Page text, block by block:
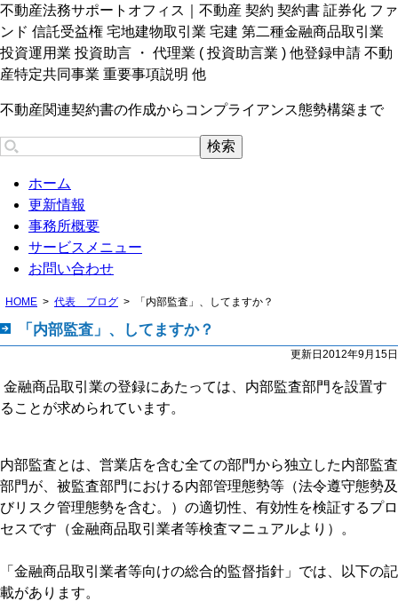
不動産法務サポートオフィス｜不動産 契約 契約書 証券化 ファ
ンド 信託受益権 宅地建物取引業 宅建 第二種金融商品取引業
投資運用業 投資助言 ・ 代理業 ( 投資助言業 ) 他登録申請 不動
産特定共同事業 重要事項説明 他
不動産関連契約書の作成からコンプライアンス態勢構築まで
ホーム
更新情報
事務所概要
サービスメニュー
お問い合わせ
HOME 代表 ブログ 「内部監査」、してますか？
「内部監査」、してますか？
更新日2012年9月15日
金融商品取引業の登録にあたっては、内部監査部門を設置す
ることが求められています。
内部監査とは、営業店を含む全ての部門から独立した内部監査
部門が、被監査部門における内部管理態勢等（法令遵守態勢及
びリスク管理態勢を含む。）の適切性、有効性を検証するプロ
セスです（金融商品取引業者等検査マニュアルより）。
「金融商品取引業者等向けの総合的監督指針」では、以下の記
載があります。